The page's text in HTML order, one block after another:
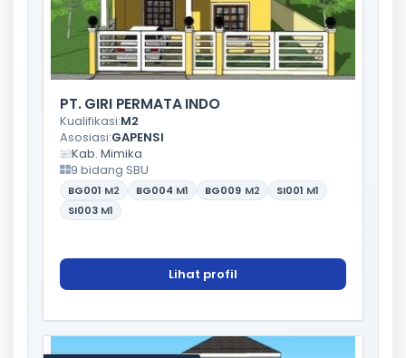
PT. GIRI PERMATA INDO
Kualifikasi:M2
Asosiasi:GAPENSI
Kab. Mimika
9 bidang SBU
BG001 M2 BG004 M1 BG009 M2 SI001 M1
SI003 M1
Lihat profil